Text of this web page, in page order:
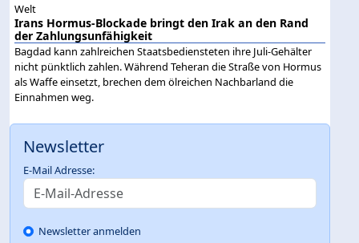
Welt
Irans Hormus-Blockade bringt den Irak an den Rand
der Zahlungsunfähigkeit
Bagdad kann zahlreichen Staatsbediensteten ihre Juli-Gehälter
nicht pünktlich zahlen. Während Teheran die Straße von Hormus
als Waffe einsetzt, brechen dem ölreichen Nachbarland die
Einnahmen weg.
Newsletter
E-Mail Adresse:
Newsletter anmelden